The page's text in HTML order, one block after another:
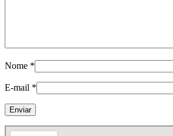
Nome *
E-mail *